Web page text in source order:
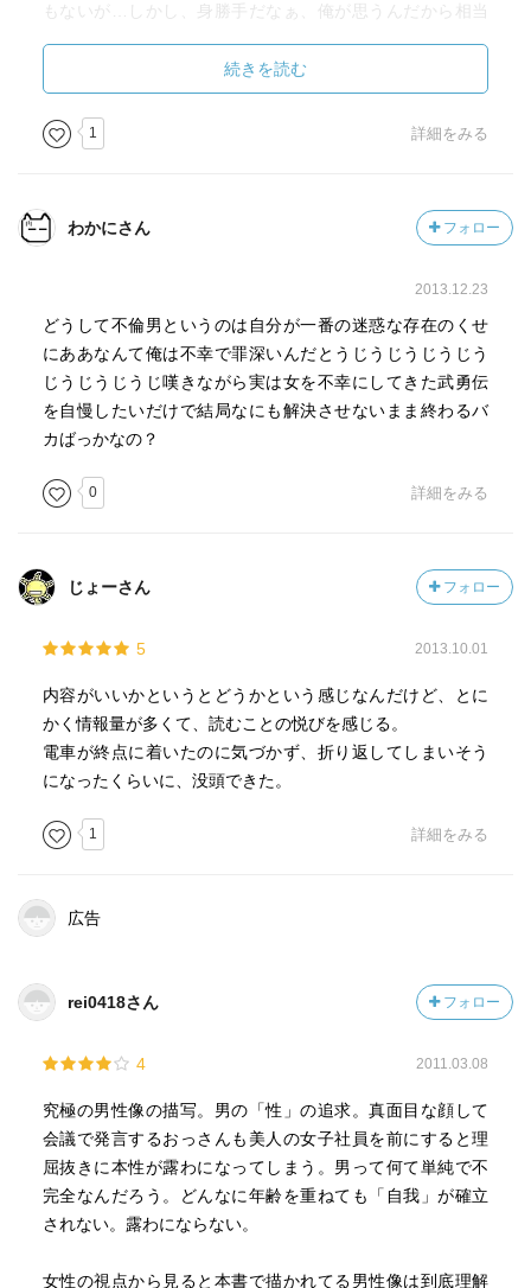
もないが…しかし、身勝手だなぁ、俺が思うんだから相当
続きを読む
1 詳細をみる
わかにさん フォロー
2013.12.23
どうして不倫男というのは自分が一番の迷惑な存在のくせ
にああなんて俺は不幸で罪深いんだとうじうじうじうじう
じうじうじうじ嘆きながら実は女を不幸にしてきた武勇伝
を自慢したいだけで結局なにも解決させないまま終わるバ
カばっかなの？
0 詳細をみる
じょーさん フォロー
5 2013.10.01
内容がいいかというとどうかという感じなんだけど、とに
かく情報量が多くて、読むことの悦びを感じる。
電車が終点に着いたのに気づかず、折り返してしまいそう
になったくらいに、没頭できた。
1 詳細をみる
広告
rei0418さん フォロー
4 2011.03.08
究極の男性像の描写。男の「性」の追求。真面目な顔して
会議で発言するおっさんも美人の女子社員を前にすると理
屈抜きに本性が露わになってしまう。男って何て単純で不
完全なんだろう。どんなに年齢を重ねても「自我」が確立
されない。露わにならない。
女性の視点から見ると本書で描かれてる男性像は到底理解